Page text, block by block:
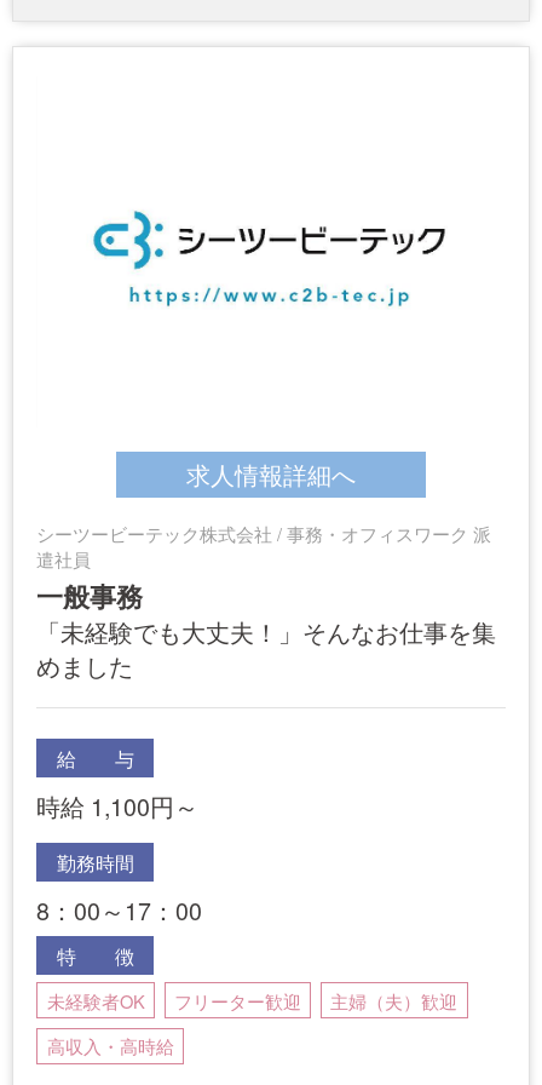
求人情報詳細へ
シーツービーテック株式会社 / 事務・オフィスワーク 派
遣社員
一般事務
「未経験でも大丈夫！」そんなお仕事を集
めました
給 与
時給 1,100円～
勤務時間
8：00～17：00
特 徴
未経験者OK フリーター歓迎
主婦（夫）歓迎
高収入・高時給